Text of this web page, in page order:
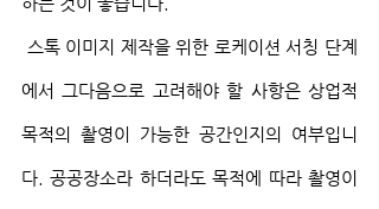
에서 그다음으로 고려해야 할 사항은 상업적
목적의 촬영이 가능한 공간인지의 여부입니
다. 공공장소라 하더라도 목적에 따라 촬영이